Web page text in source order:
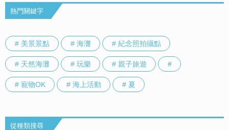
熱門關鍵字
# 美景景點 # 海灘 # 紀念照拍攝點
# 天然海灘 # 玩樂 # 親子旅遊 #
# 寵物OK # 海上活動 # 夏
從種類搜尋